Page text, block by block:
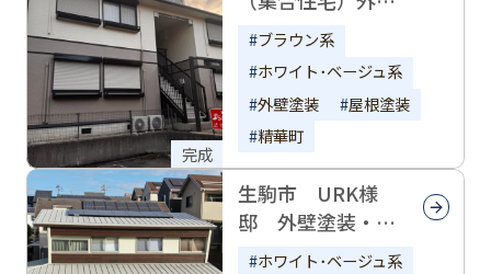
完成
塗装・屋根塗装
ブラウン系
ホワイト･ベージュ系
外壁塗装
屋根塗装
精華町
生駒市 URK様
邸 外壁塗装・屋
根塗装
ホワイト･ベージュ系